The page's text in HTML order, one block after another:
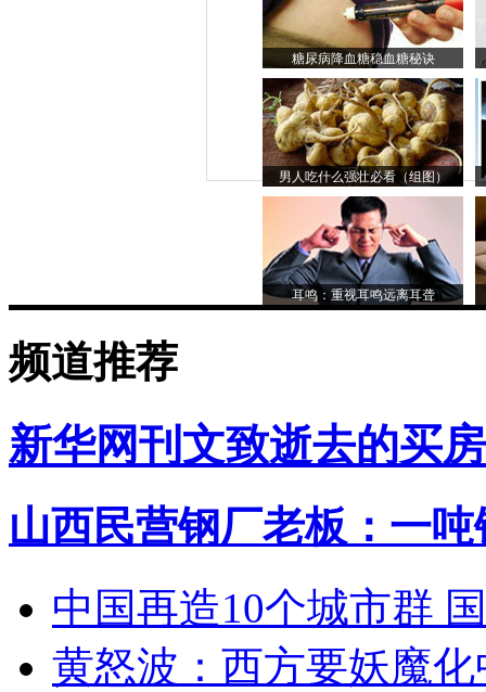
糖尿病降血糖稳血糖秘诀
男人吃什么强壮必看（组图）
耳鸣：重视耳鸣远离耳聋
频道推荐
新华网刊文致逝去的买
山西民营钢厂老板：一
中国再造10个城市群
黄怒波：西方要妖魔